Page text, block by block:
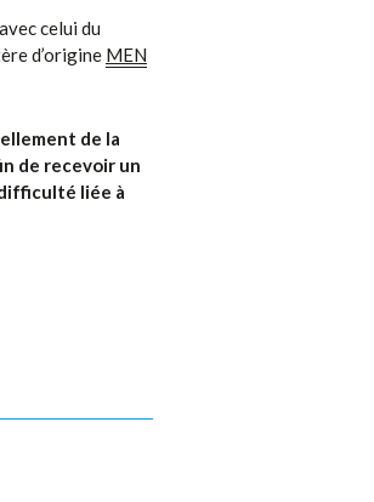
celui du
d’origine MEN
de la
de recevoir un
liée à